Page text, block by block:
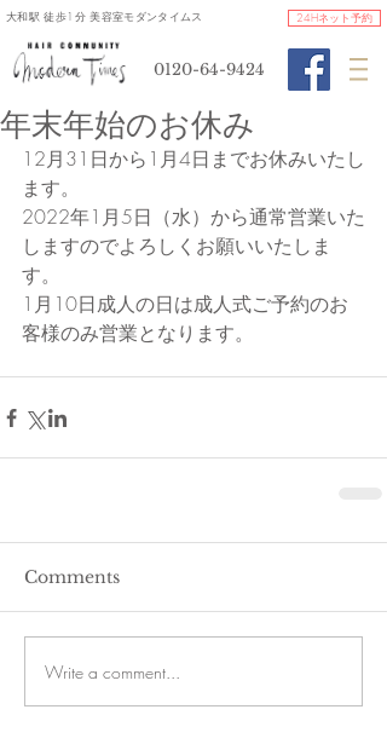
​大和駅 徒歩1分 美容室モダンタイムス
0120-64-9424
24Hネット予約
年末年始のお休み
12月31日から1月4日までお休みいたし
ます。
2022年1月5日（水）から通常営業いた
しますのでよろしくお願いいたしま
す。
1月10日成人の日は成人式ご予約のお
客様のみ営業となります。
Comments
Write a comment...